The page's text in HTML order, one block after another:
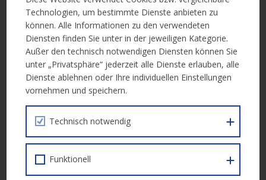
2. Begleitausschuss 2021 – 2027 am
24.05. 2023
1. Begleitausschuss 2021 – 2027 am
War der Inhalt dieser Seite hilfreich?
Technologien, um bestimmte Dienste anbieten zu
können. Alle Informationen zu den verwendeten
Diensten finden Sie unter in der jeweiligen Kategorie.
Außer den technisch notwendigen Diensten können Sie
unter „Privatsphäre“ jederzeit alle Dienste erlauben, alle
Dienste ablehnen oder Ihre individuellen Einstellungen
vornehmen und speichern.
Technisch notwendig
Funktionell